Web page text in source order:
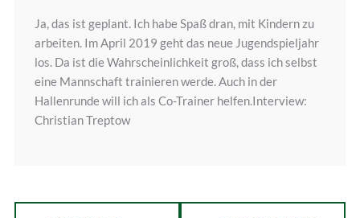
Ja, das ist geplant. Ich habe Spaß dran, mit Kindern zu
arbeiten. Im April 2019 geht das neue Jugendspieljahr
los. Da ist die Wahrscheinlichkeit groß, dass ich selbst
eine Mannschaft trainieren werde. Auch in der
Hallenrunde will ich als Co-Trainer helfen.Interview:
Christian Treptow